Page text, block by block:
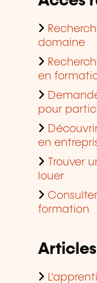
domaine
en
pour
en
Trouver
louer
formation